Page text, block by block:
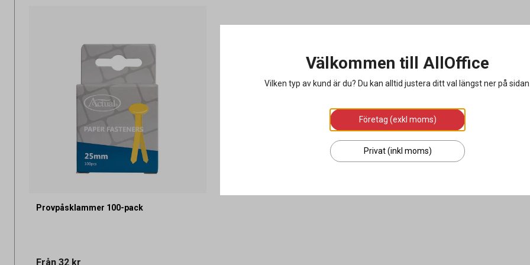
Provpåsklammer 100-pack
Från 32 kr
Välkommen till AllOffice
Vilken typ av kund är du? Du kan alltid justera ditt val längst ner på
Företag (exkl moms)
Privat (inkl moms)